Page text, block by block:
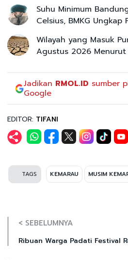
Suhu Minimum
Celsius, BMKG Ungkap
Wilayah yang Masuk
Agustus 2026 Menurut
Jadikan RMOL.ID sumber
Google
EDITOR: TIFANI
TAGS KEMARAU MUSIM
< SEBELUMNYA
Ribuan Warga Padati Festival